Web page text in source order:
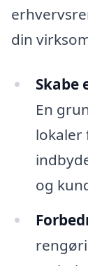
din
Skabe
En
lokaler
og